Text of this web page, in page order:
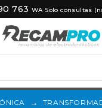
763 WA Solo consultas
→